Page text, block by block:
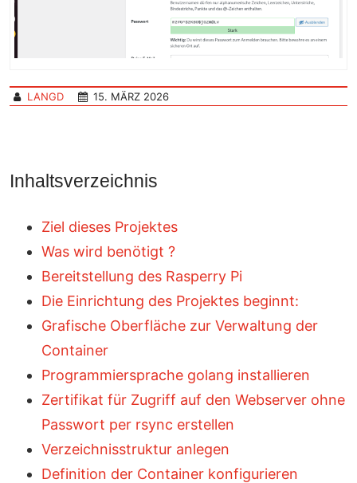
LANGD 15. MÄRZ 2026
Inhaltsverzeichnis
Ziel dieses Projektes
Was wird benötigt ?
Bereitstellung des Rasperry Pi
Die Einrichtung des Projektes beginnt:
Grafische Oberfläche zur Verwaltung der
Container
Programmiersprache golang installieren
Zertifikat für Zugriff auf den Webserver ohne
Passwort per rsync erstellen
Verzeichnisstruktur anlegen
Definition der Container konfigurieren